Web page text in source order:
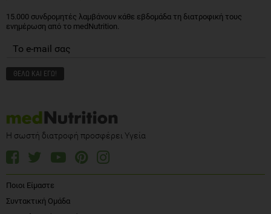
15.000 συνδρομητές λαμβάνουν κάθε εβδομάδα τη διατροφική τους
ενημέρωση από το medNutrition.
Η σωστή διατροφή προσφέρει Υγεία
Ποιοι Είμαστε
Συντακτική Ομάδα